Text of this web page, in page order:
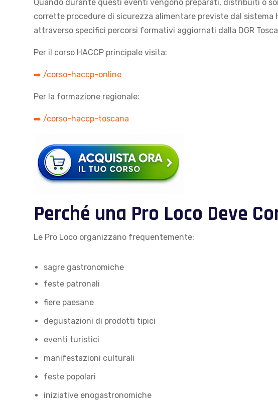
Quando durante questi eventi vengono preparati, distribuiti o
corrette procedure di sicurezza alimentare previste dal
attraverso specifici percorsi formativi aggiornati dalla DGR
Per il corso HACCP principale visita:
➡️ /corso-haccp-online
Per la formazione regionale:
➡️ /corso-haccp-toscana
Perché una Pro Loco Deve
Le Pro Loco organizzano frequentemente:
sagre gastronomiche
feste patronali
fiere paesane
degustazioni di prodotti tipici
eventi turistici
manifestazioni culturali
feste popolari
iniziative enogastronomiche